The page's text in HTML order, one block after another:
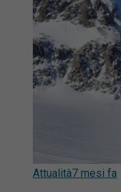
Attualità7 mesi fa